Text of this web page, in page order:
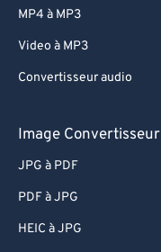
MP4 à MP3
Video à MP3
Convertisseur audio
Image Convertisseur
JPG à PDF
PDF à JPG
HEIC à JPG